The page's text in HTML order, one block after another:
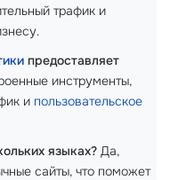
трафик и
предоставляет
инструменты,
и пользовательское
языках? Да,
сайты, что поможет